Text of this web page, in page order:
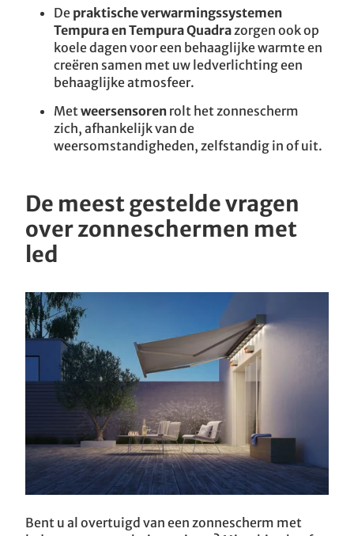
De praktische verwarmingssystemen
Tempura en Tempura Quadrazorgen ook op
koele dagen voor een behaaglijke warmte en
creëren samen met uw ledverlichting een
behaaglijke atmosfeer.
Metweersensoren rolt het zonnescherm
zich, afhankelijk van de
weersomstandigheden, zelfstandig in of uit.
De meest gestelde vragen
over zonneschermen met
led
Bent u al overtuigd van een zonnescherm met